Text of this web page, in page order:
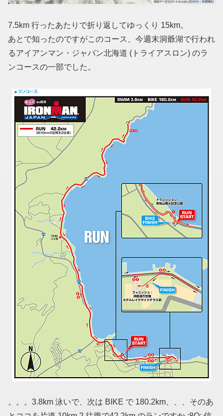
7.5km 行ったあたりで折り返してゆっくり 15km。
あとで知ったのですがこのコース、今週末洞爺湖で行われ
るアイアンマン・ジャパン北海道 (トライアスロン) のラ
ンコースの一部でした。
。。。3.8km 泳いで、次は BIKE で 180.2km、、、そのあ